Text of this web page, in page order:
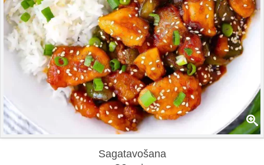
Sagatavošana